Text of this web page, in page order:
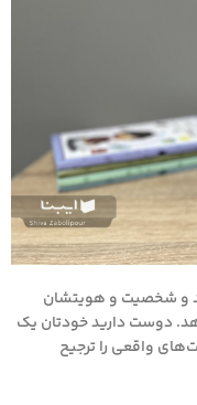
و شخصیت و هویتشان
دوست دارید خودتان یک
واقعی را ترجیح